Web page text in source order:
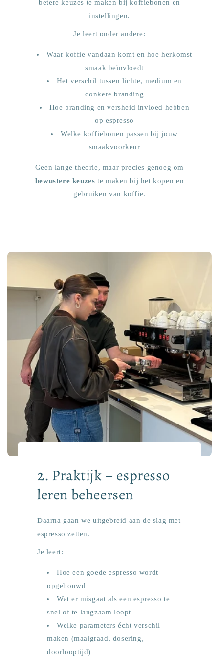
betere keuzes te maken bij koffiebonen en
instellingen.
Je leert onder andere:
Waar koffie vandaan komt en hoe herkomst
smaak beïnvloedt
Het verschil tussen lichte, medium en
donkere branding
Hoe branding en versheid invloed hebben
op espresso
Welke koffiebonen passen bij jouw
smaakvoorkeur
Geen lange theorie, maar precies genoeg om
bewustere keuzes te maken bij het kopen en
gebruiken van koffie.
2. Praktijk – espresso
leren beheersen
Daarna gaan we uitgebreid aan de slag met
espresso zetten.
Je leert:
Hoe een goede espresso wordt
opgebouwd
Wat er misgaat als een espresso te
snel of te langzaam loopt
Welke parameters écht verschil
maken (maalgraad, dosering,
doorlooptijd)